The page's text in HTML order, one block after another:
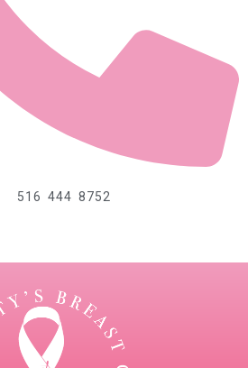
516 444 8752